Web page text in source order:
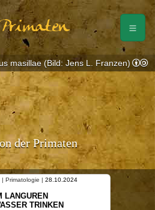
der Primaten
Primatologie | 28.10.2024
LANGUREN
TRINKEN
masillae (Bild: Jens L. Franzen)